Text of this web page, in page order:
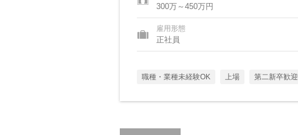
300万～450万円
雇用形態
正社員
職種・業種未経験OK 上場 第二新卒歓迎